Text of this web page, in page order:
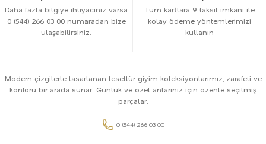
Daha fazla bilgiye ihtiyacınız varsa
0 (544) 266 03 00 numaradan bize
ulaşabilirsiniz.
Tüm kartlara 9 taksit imkanı ile
kolay ödeme yöntemlerimizi
kullanın
Modern çizgilerle tasarlanan tesettür giyim koleksiyonlarımız, zarafeti ve
konforu bir arada sunar. Günlük ve özel anlarınız için özenle seçilmiş
parçalar.
0 (544) 266 03 00